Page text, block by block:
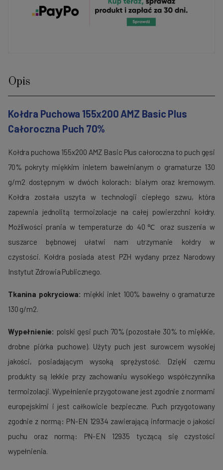
Opis
Kołdra Puchowa 155x200 AMZ Basic Plus
Całoroczna Puch 70%
Kołdra puchowa 155x200 AMZ Basic Plus całoroczna to puch gęsi
70% pokryty miękkim inletem bawełnianym o gramaturze 130
g/m2 dostępnym w dwóch kolorach: białym oraz kremowym.
Kołdra została uszyta w technologii ciepłego szwu, która
zapewnia jednolitą termoizolacje na całej powierzchni kołdry.
Możliwości prania w temperaturze do 40℃ oraz suszenia w
suszarce bębnowej ułatwi nam utrzymanie kołdry w
czystości. Kołdra posiada atest PZH wydany przez Narodowy
Instytut Zdrowia Publicznego.
Tkanina pokryciowa: miękki inlet 100% bawełny o gramaturze
130 g/m2.
Wypełnienie: polski gęsi puch 70% (pozostałe 30% to miękkie,
drobne piórka puchowe). Użyty puch jest surowcem wysokiej
jakości, posiadającym wysoką sprężystość. Dzięki czemu
produkty są lekkie przy zachowaniu wysokiego współczynnika
termoizolacji. Wypełnienie przygotowane jest zgodnie z normami
europejskimi i jest całkowicie bezpieczne. Puch przygotowany
zgodnie z normą: PN-EN 12934 zawierającą informacje o jakości
puchu oraz normą: PN-EN 12935 tyczącą się czystości
wypełnienia.